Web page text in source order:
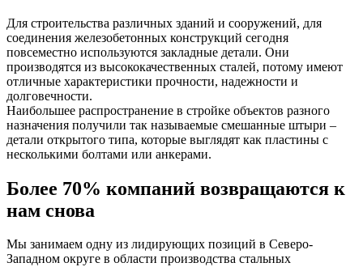
Для строительства различных зданий и сооружений, для
соединения железобетонных конструкций сегодня
повсеместно используются закладные детали. Они
производятся из высококачественных сталей, потому имеют
отличные характеристики прочности, надежности и
долговечности.
Наибольшее распространение в стройке объектов разного
назначения получили так называемые смешанные штыри –
детали открытого типа, которые выглядят как пластины с
несколькими болтами или анкерами.
Более 70% компаний возвращаются к
нам снова
Мы занимаем одну из лидирующих позиций в Северо-
Западном округе в области производства стальных